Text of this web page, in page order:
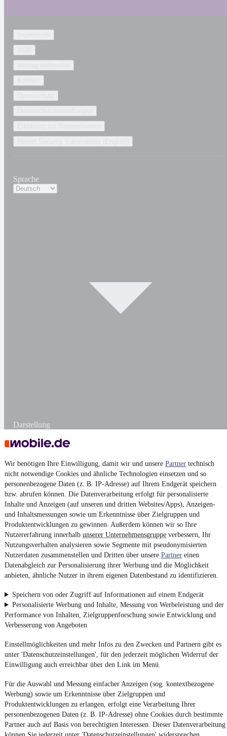
Wir benötigen Ihre Einwilligung, damit wir und unsere Partner technisch
nicht notwendige Cookies und ähnliche Technologien einsetzen und so
personenbezogene Daten (z. B. IP-Adresse) auf Ihrem Endgerät speichern
bzw. abrufen können. Die Datenverarbeitung erfolgt für personalisierte
Inhalte und Anzeigen (auf unseren und dritten Websites/Apps), Anzeigen-
und Inhaltsmessungen sowie um Erkenntnisse über Zielgruppen und
Produktentwicklungen zu gewinnen. Außerdem können wir so Ihre
Nutzererfahrung innerhalb unserer Unternehmensgruppe verbessern, Ihr
Nutzungsverhalten analysieren sowie Segmente mit pseudonymisierten
Nutzerdaten zusammenstellen und Dritten über unsere Partner einen
Datenabgleich zur Personalisierung ihrer Werbung und die Möglichkeit
anbieten, ähnliche Nutzer in ihrem eigenen Datenbestand zu identifizieren.
Speichern von oder Zugriff auf Informationen auf einem Endgerät
Personalisierte Werbung und Inhalte, Messung von Werbeleistung und der
Performance von Inhalten, Zielgruppenforschung sowie Entwicklung und
Verbesserung von Angeboten
Einstellmöglichkeiten und mehr Infos zu den Zwecken und Partnern gibt es
unter 'Datenschutzeinstellungen', für den jederzeit möglichen Widerruf der
Einwilligung auch erreichbar über den Link im Menü.
Für die Auswahl und Messung einfacher Anzeigen (sog. kontextbezogene
Werbung) sowie um Erkenntnisse über Zielgruppen und
Produktentwicklungen zu erlangen, erfolgt eine Verarbeitung Ihrer
personenbezogenen Daten (z. B. IP-Adresse) ohne Cookies durch bestimmte
Partner auch auf Basis von berechtigten Interessen. Dieser Datenverarbeitung
Sprache
Darstellung